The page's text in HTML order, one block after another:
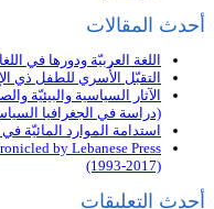
أحدث المقالات
اللغة العربيّة ودورها في
التقبّل الأُسري للطفل ذي
الآثار السياسية والبيئيّة
(دراسة في الجغرافيا
استدامة الموارد المائيّة
by Lebanese Press
(1993-2017)
أحدث التعليقات